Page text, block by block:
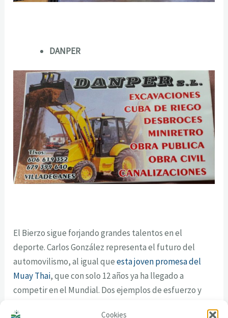
Cookies
DANPER
El Bierzo sigue forjando grandes talentos en el
deporte. Carlos González representa el futuro del
automovilismo, al igual queesta joven promesa del
Muay Thai, que con solo 12 años ya ha llegado a
competir en el Mundial. Dos ejemplos de esfuerzo y